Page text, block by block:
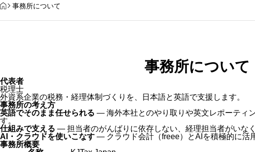
Tax Japan (Japane
se Tax Advisor)
HOME
事務所について
事務所について
代表者
税理士
外資系企業の税務・経理体制づくりを、日本語と英語で支援します。
事務所の考え方
英語でそのまま任せられる — 海外本社とのやり取りや英文レポーティ
す。
仕組みで支える — 担当者のがんばりに依存しない、経理担当者がいな
AI・クラウドを使いこなす — クラウド会計（freee）とAIを積極的に活
事務所概要